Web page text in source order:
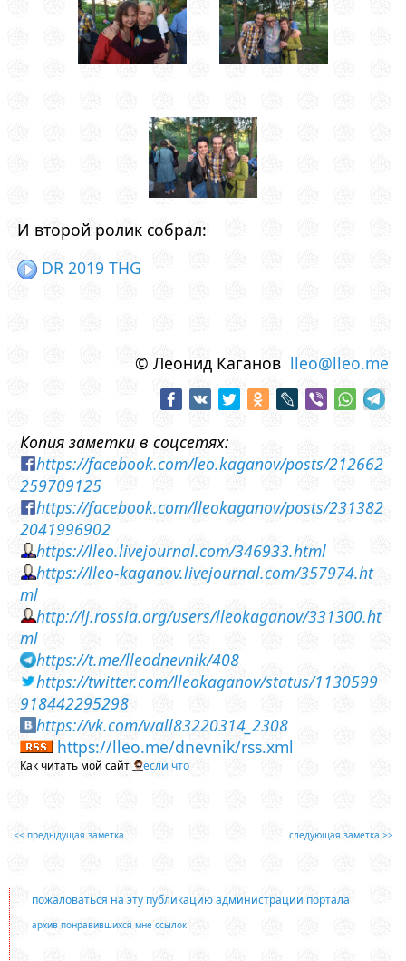
И второй ролик собрал:
DR 2019 THG
© Леонид Каганов lleo@lleo.me
Копия заметки в соцсетях:
https://facebook.com/leo.kaganov/posts/212662
259709125
https://facebook.com/lleokaganov/posts/231382
2041996902
https://lleo.livejournal.com/346933.html
https://lleo-kaganov.livejournal.com/357974.ht
ml
http://lj.rossia.org/users/lleokaganov/331300.ht
ml
https://t.me/lleodnevnik/408
https://twitter.com/lleokaganov/status/1130599
918442295298
https://vk.com/wall83220314_2308
https://lleo.me/dnevnik/rss.xml
Как читать мой сайт если что
<< предыдущая заметка следующая заметка >>
пожаловаться на эту публикацию администрации портала
архив понравившихся мне ссылок